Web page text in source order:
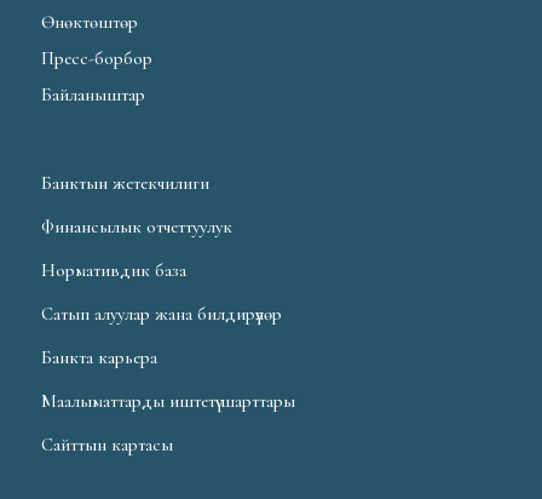
Өнөктөштөр
Пресс-борбор
Байланыштар
Банктын жетекчилиги
Финансылык отчеттуулук
Нормативдик база
Сатып алуулар жана билдирүүлөр
Банкта карьера
Маалыматтарды иштетүү шарттары
Сайттын картасы